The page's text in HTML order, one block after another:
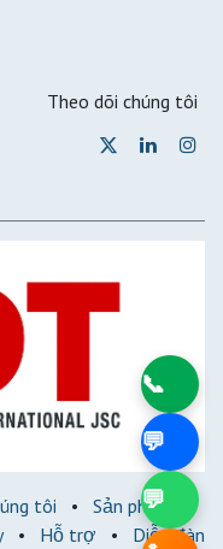
Theo dõi chúng tôi
tôi • Sản phẩm
• Hỗ trợ • Diễn đàn
📞
💬
💬